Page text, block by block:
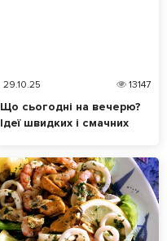
29.10.25 13147
Що сьогодні на вечерю?
Ідеї швидких і смачних